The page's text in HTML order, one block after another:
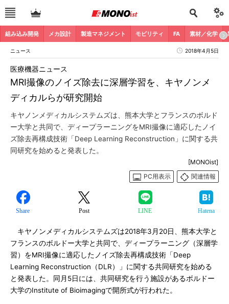
組み込み開発 メカ設計 製造マネジメント モビリティ FA 素材／化学
ニュース 2018年4月5日
MRI撮像のノイズ除去に深層学習を、キヤノンメ
ディカルらが研究開始
医療機器ニュース
キヤノンメディカルシステムズは、熊本大学とフランスのボルド
ー大学と共同で、ディープラーニングをMRI撮像に適応したノイ
ズ除去再構成技術「Deep Learning Reconstruction」に関する共
同研究を始めると発表した。
[MONOist]
PC用表示
関連情報
Share Post LINE Hatena
キヤノンメディカルシステムズは2018年3月20日、熊本大学と
フランスのボルドー大学と共同で、ディープラーニング（深層学
習）をMRI撮像に適応したノイズ除去再構成技術「Deep
Learning Reconstruction（DLR）」に関する共同研究を始める
と発表した。同月5日には、共同研究を行う施設があるボルドー
大学のInstitute of Bioimagingで開所式が行われた。